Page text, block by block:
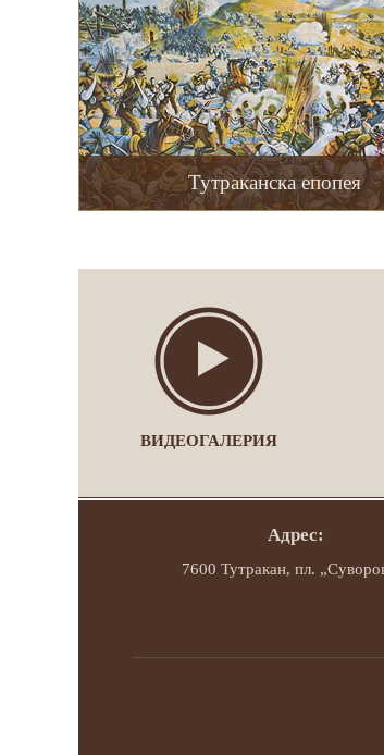
Тутраканска епопея
ВИДЕОГАЛЕРИЯ
Адрес:
7600 Тутракан, пл.